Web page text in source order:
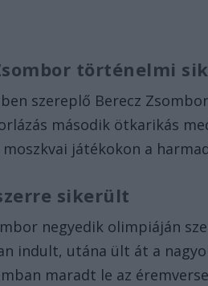
történelmi
szereplő Berecz
második ötkarikás
moszkvai játékokon a
sikerült
negyedik olimpiáján
indult, utána ült át a
maradt le az